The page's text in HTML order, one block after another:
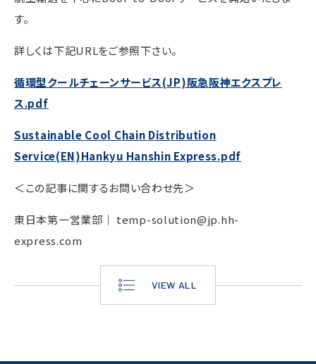
す。
詳しくは下記URLをご参照下さい。
循環型クールチェーンサービス(JP)阪急阪神エクスプレ
ス.pdf
Sustainable Cool Chain Distribution
Service(EN)Hankyu Hanshin Express.pdf
＜この記事に関するお問い合わせ先＞
東日本第一営業部｜ temp-solution@jp.hh-
express.com
VIEW ALL